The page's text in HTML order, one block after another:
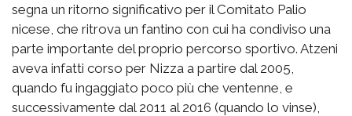
segna un ritorno significativo per il Comitato Palio
nicese, che ritrova un fantino con cui ha condiviso una
parte importante del proprio percorso sportivo. Atzeni
aveva infatti corso per Nizza a partire dal 2005,
quando fu ingaggiato poco più che ventenne, e
successivamente dal 2011 al 2016 (quando lo vinse),